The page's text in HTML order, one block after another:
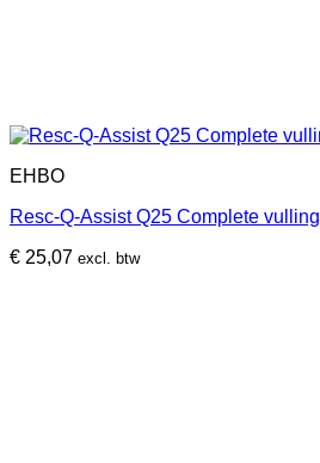
EHBO
Resc-Q-Assist Q25 Complete vulling
€ 25,07 excl. btw